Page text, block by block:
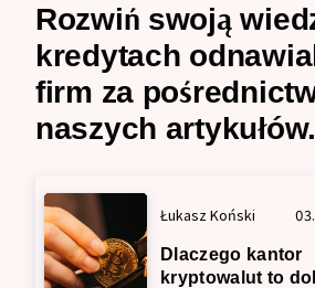
Rozwiń swoją
kredytach
firm za
naszych artykułów.
Łukasz Koński
Dlaczego kantor
kryptowalut to